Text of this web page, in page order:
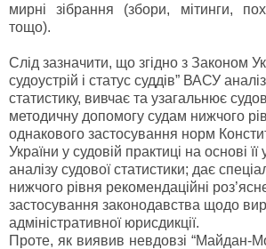
мирні зібрання (збори, мітинги,
тощо).
Слід зазначити, що згідно з Законом
судоустрій і статус суддів” ВАСУ
статистику, вивчає та узагальнює
методичну допомогу судам нижчого
однакового застосування норм
України у судовій практиці на основі
аналізу судової статистики; дає
нижчого рівня рекомендаційні
застосування законодавства щодо
адміністративної юрисдикції.
Проте, як виявив невдовзі “Майдан-